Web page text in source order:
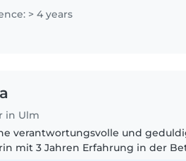
como..
> 4 years
in Ulm
verantwortungsvolle und
mit 3 Jahren Erfahrung in der